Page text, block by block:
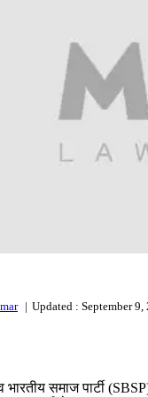
| Updated : September
समाज पार्टी